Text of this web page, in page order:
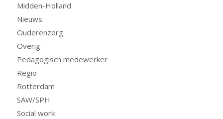
Midden-Holland
Nieuws
Ouderenzorg
Overig
Pedagogisch medewerker
Regio
Rotterdam
SAW/SPH
Social work